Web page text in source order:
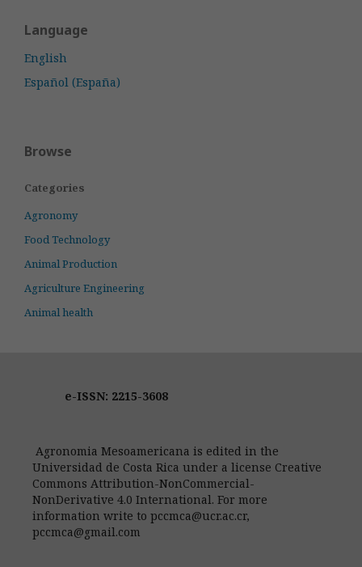
Language
English
Español (España)
Browse
Categories
Agronomy
Food Technology
Animal Production
Agriculture Engineering
Animal health
e-ISSN: 2215-3608
Agronomia Mesoamericana is edited in the
Universidad de Costa Rica under a license Creative
Commons Attribution-NonCommercial-
NonDerivative 4.0 International. For more
information write to pccmca@ucr.ac.cr,
pccmca@gmail.com